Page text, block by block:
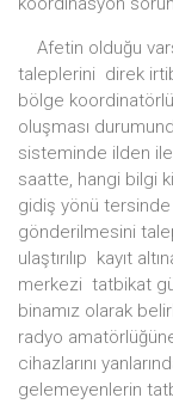
Afetin olduğu
taleplerini direk
bölge
oluşması
sisteminde ilden
saatte, hangi bilgi
gidiş yönü tersinde
gönderilmesini
ulaştırılıp kayıt
merkezi tatbikat
binamız olarak
radyo
cihazlarını
gelemeyenlerin